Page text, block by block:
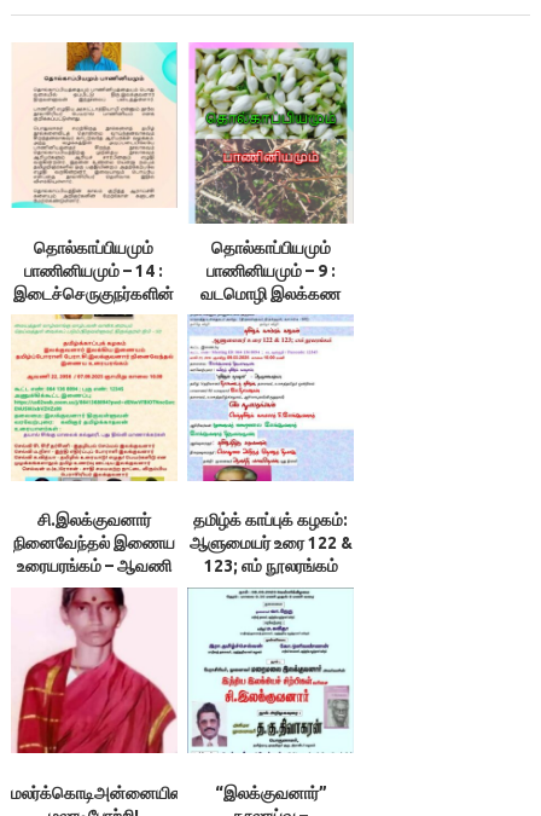
தொல்காப்பியமும்
பாணினியமும் – 14 :
இடைச்செருகுநர்களின்
தோல்விக்கான
காரணங்கள்-
இலக்குவனார்
திருவள்ளுவன்
தொல்காப்பியமும்
பாணினியமும் – 9 :
வடமொழி இலக்கண
நூலாசிரியர் அறுபத்து
நால்வர் என்னும் புரட்டு –
இலக்குவனார்
திருவள்ளுவன்
சி.இலக்குவனார்
நினைவேந்தல் இணைய
உரையரங்கம் – ஆவணி
22, 2056 /
07.09.2025 ஞாயிறு
காலை 10.00
தமிழ்க் காப்புக் கழகம்:
ஆளுமையர் உரை 122 &
123; எம் நூலரங்கம்
மலர்க்கொடிஅன்னையின்‌
“இலக்குவனார்”